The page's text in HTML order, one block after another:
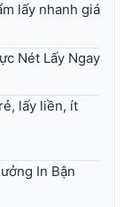
lấy nhanh giá
Nét Lấy Ngay
lấy liền, ít
In Bận